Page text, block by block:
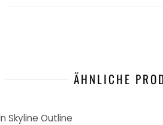
ÄHNLICHE
Skyline Outline